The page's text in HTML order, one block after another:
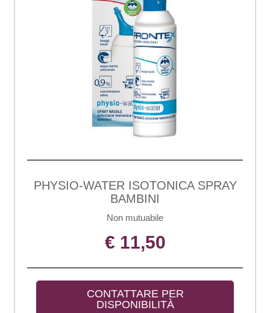
PHYSIO-WATER ISOTONICA SPRAY
BAMBINI
Non mutuabile
€ 11,50
CONTATTARE PER
DISPONIBILITÀ